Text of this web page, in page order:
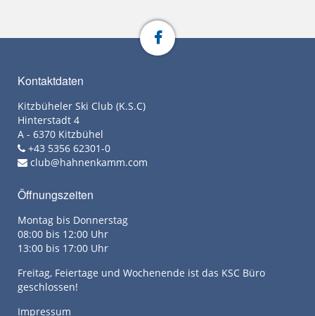
Kontaktdaten
Kitzbüheler Ski Club (K.S.C)
Hinterstadt 4
A - 6370 Kitzbühel
+43 5356 62301-0
club@hahnenkamm.com
Öffnungszeiten
Montag bis Donnerstag
08:00 bis 12:00 Uhr
13:00 bis 17:00 Uhr
Freitag, Feiertage und Wochenende ist das KSC Büro
geschlossen!
Impressum